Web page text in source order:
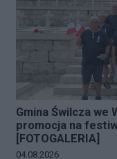
Gmina Świlcza we
promocja na
[FOTOGALERIA]
Data dodania galerii:
04.08.2026